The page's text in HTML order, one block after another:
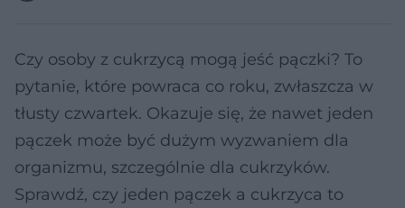
Czy osoby z cukrzycą mogą jeść pączki? To
pytanie, które powraca co roku, zwłaszcza w
tłusty czwartek. Okazuje się, że nawet jeden
pączek może być dużym wyzwaniem dla
organizmu, szczególnie dla cukrzyków.
Sprawdź, czy jeden pączek a cukrzyca to